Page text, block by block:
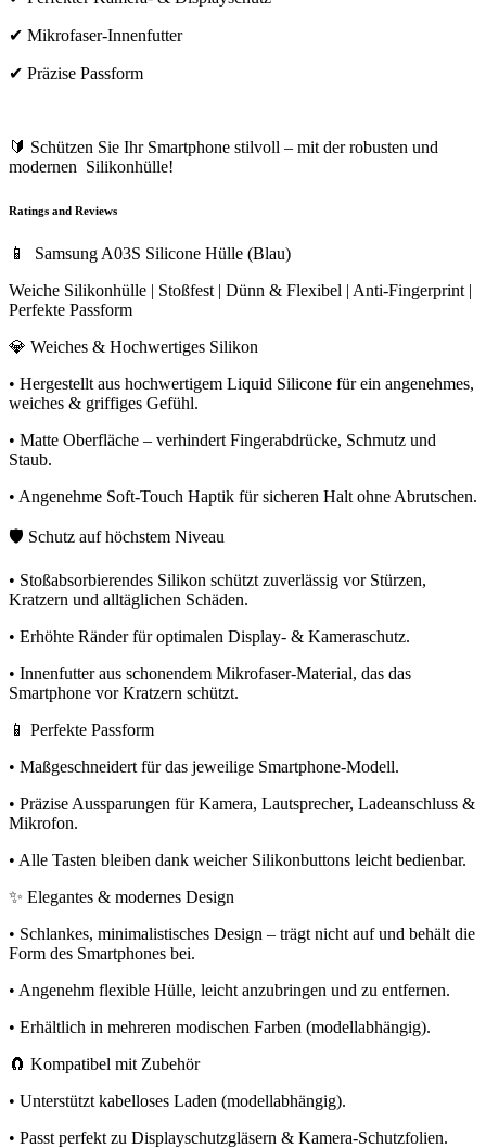
✔ Mikrofaser-Innenfutter
✔ Präzise Passform
🔰 Schützen Sie Ihr Smartphone stilvoll – mit der robusten und
modernen Silikonhülle!
Ratings and Reviews
📱 Samsung A03S Silicone Hülle (Blau)
Weiche Silikonhülle | Stoßfest | Dünn & Flexibel | Anti-Fingerprint |
Perfekte Passform
💎 Weiches & Hochwertiges Silikon
• Hergestellt aus hochwertigem Liquid Silicone für ein angenehmes,
weiches & griffiges Gefühl.
• Matte Oberfläche – verhindert Fingerabdrücke, Schmutz und
Staub.
• Angenehme Soft-Touch Haptik für sicheren Halt ohne Abrutschen.
🛡️ Schutz auf höchstem Niveau
• Stoßabsorbierendes Silikon schützt zuverlässig vor Stürzen,
Kratzern und alltäglichen Schäden.
• Erhöhte Ränder für optimalen Display- & Kameraschutz.
• Innenfutter aus schonendem Mikrofaser-Material, das das
Smartphone vor Kratzern schützt.
📱 Perfekte Passform
• Maßgeschneidert für das jeweilige Smartphone-Modell.
• Präzise Aussparungen für Kamera, Lautsprecher, Ladeanschluss &
Mikrofon.
• Alle Tasten bleiben dank weicher Silikonbuttons leicht bedienbar.
✨ Elegantes & modernes Design
• Schlankes, minimalistisches Design – trägt nicht auf und behält die
Form des Smartphones bei.
• Angenehm flexible Hülle, leicht anzubringen und zu entfernen.
• Erhältlich in mehreren modischen Farben (modellabhängig).
🧲 Kompatibel mit Zubehör
• Unterstützt kabelloses Laden (modellabhängig).
• Passt perfekt zu Displayschutzgläsern & Kamera-Schutzfolien.